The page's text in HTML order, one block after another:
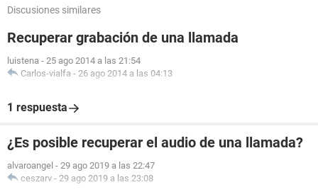
Discusiones similares
Recuperar grabación de una llamada
luistena - 25 ago 2014 a las 21:54
Carlos-vialfa - 26 ago 2014 a las 04:13
1 respuesta
¿Es posible recuperar el audio de una llamada?
alvaroangel - 29 ago 2019 a las 22:47
ceszarv - 29 ago 2019 a las 23:08